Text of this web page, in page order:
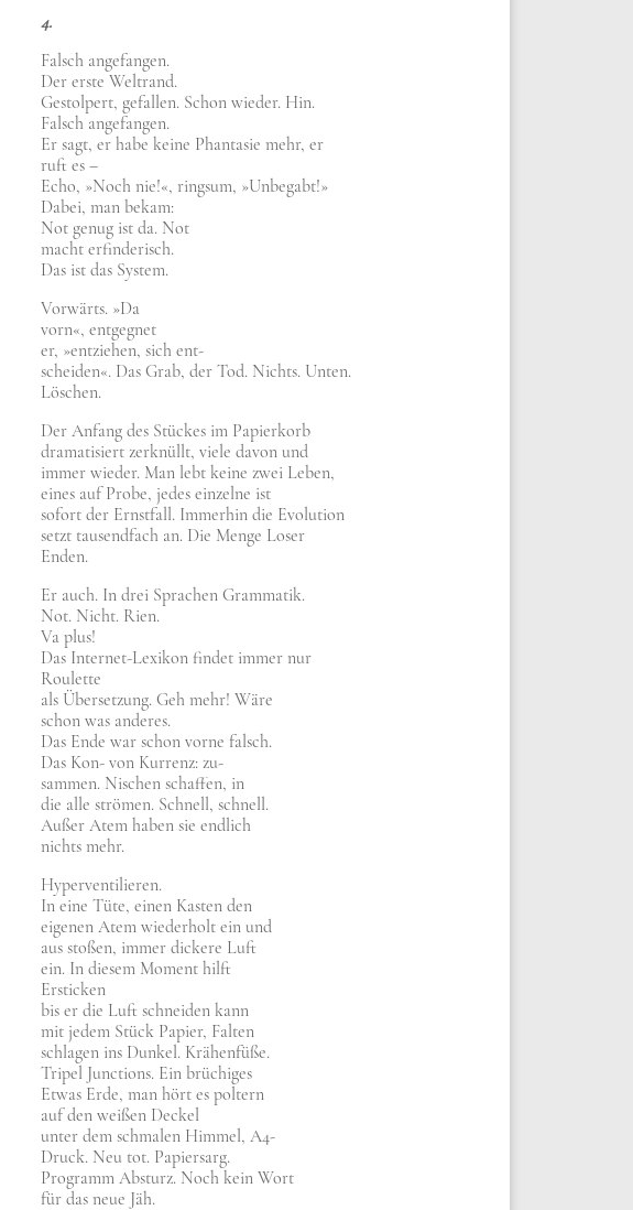
4.
Falsch ange­fan­gen.
Der erste Welt­rand.
Gestol­pert, gefal­len. Schon wie­der. Hin.
Falsch ange­fan­gen.
Er sagt, er habe kei­ne Phan­ta­sie mehr, er
ruft es –
Echo, »Noch nie!«, rings­um, »Unbe­gabt!»
Dabei, man bekam:
Not genug ist da. Not
macht erfin­de­risch.
Das ist das System.
Vor­wärts. »Da
vorn«, ent­geg­net
er, »ent­zie­hen, sich ent-
schei­den«. Das Grab, der Tod. Nichts. Unten.
Löschen.
Der Anfang des Stückes im Papier­korb
dra­ma­ti­siert zer­knüllt, vie­le davon und
immer wie­der. Man lebt kei­ne zwei Leben,
eines auf Pro­be, jedes ein­zel­ne ist
sofort der Ernst­fall. Immer­hin die Evo­lu­ti­on
setzt tau­send­fach an. Die Men­ge Loser
Enden.
Er auch. In drei Spra­chen Gram­ma­tik.
Not. Nicht. Rien.
Va plus!
Das Inter­net-Lexi­kon fin­det immer nur
Rou­lette
als Über­set­zung. Geh mehr! Wäre
schon was ande­res.
Das Ende war schon vor­ne falsch.
Das Kon- von Kur­renz: zu-
sam­men. Nischen schaf­fen, in
die alle strö­men. Schnell, schnell.
Außer Atem haben sie end­lich
nichts mehr.
Hyper­ven­ti­lie­ren.
In eine Tüte, einen Kasten den
eige­nen Atem wie­der­holt ein und
aus sto­ßen, immer dicke­re Luft
ein. In die­sem Moment hilft
Ersticken
bis er die Luft schnei­den kann
mit jedem Stück Papier, Fal­ten
schla­gen ins Dun­kel. Krä­hen­fü­ße.
Tri­pel Junc­tions. Ein brü­chi­ges
Etwas Erde, man hört es pol­tern
auf den wei­ßen Deckel
unter dem schma­len Him­mel, A4-
Druck. Neu tot. Papier­sarg.
Pro­gramm Absturz. Noch kein Wort
für das neue Jäh.